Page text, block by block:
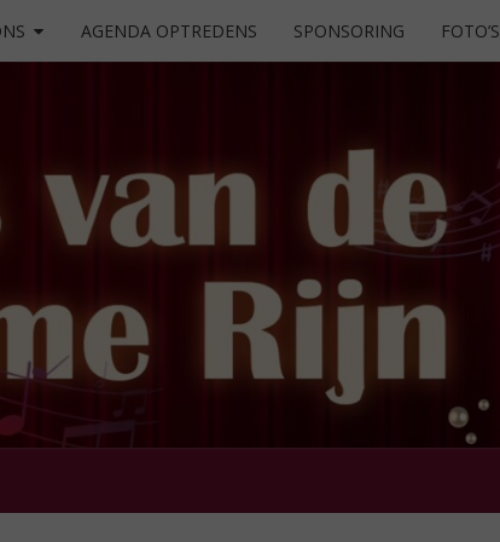
AGENDA OPTREDENS SPONSORING FOTO’S
Zingen
Maakt
Je Blij